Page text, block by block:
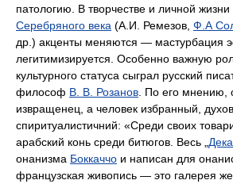
патологию. В творчестве и личной жизни
Серебряного века (А.И. Ремезов, Ф.А
др.) акценты меняются — мастурбация
легитимизируется. Особенно важную
культурного статуса сыграл русский
философ В. В. Розанов. По его мнению,
извращенец, а человек избранный,
спиритуалистичний: «Среди своих
арабский конь среди битюгов. Весь „
онанизма Боккаччо и написан для
французская живопись — это галерея